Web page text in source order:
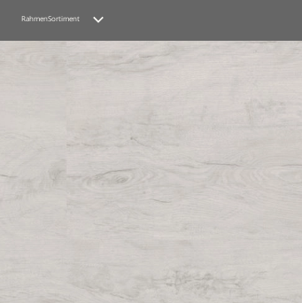
RahmenSortiment